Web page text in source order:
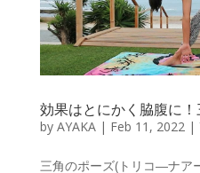
効果はとにかく脇腹に
by AYAKA| Feb 11, 2022|
三角のポーズ(トリコ―ナア